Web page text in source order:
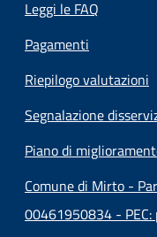
Leggi le FAQ
Pagamenti
Riepilogo valutazioni
Segnalazione
Piano di
Comune di Mirto -
00461950834 -